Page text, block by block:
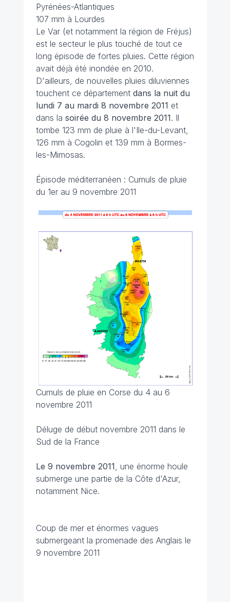
Pyrénées-Atlantiques
107 mm à Lourdes
Le Var (et notamment la région de Fréjus)
est le secteur le plus touché de tout ce
long épisode de fortes pluies. Cette région
avait déjà été inondée en 2010.
D'ailleurs, de nouvelles pluies diluviennes
touchent ce départementdans la nuit du
lundi 7 au mardi 8 novembre 2011 et
dans la soirée du 8 novembre 2011. Il
tombe 123 mm de pluie à l'Ile-du-Levant,
126 mm à Cogolin et 139 mm à Bormes-
les-Mimosas.
Épisode méditerranéen : Cumuls de pluie
du 1er au 9 novembre 2011
Cumuls de pluie en Corse du 4 au 6
novembre 2011
Déluge de début novembre 2011 dans le
Sud de la France
Le 9 novembre 2011, une énorme houle
submerge une partie de la Côte d'Azur,
notamment Nice.
Coup de mer et énormes vagues
submergeant la promenade des Anglais le
9 novembre 2011